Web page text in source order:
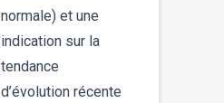
normale) et une
indication sur la
tendance
d’évolution récente